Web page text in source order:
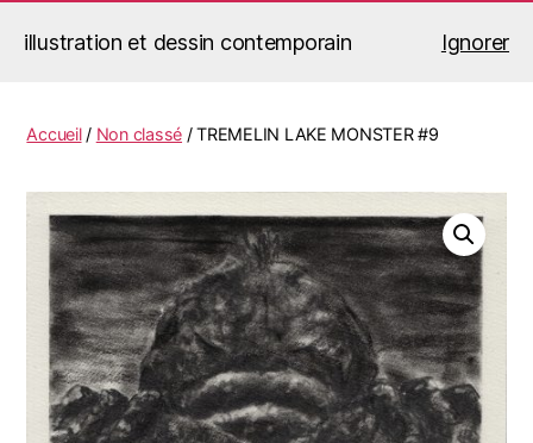
illustration et dessin contemporain Ignorer
Jérémy Le Corvaisier
Accueil/ Non classé / TREMELIN LAKE MONSTER #9